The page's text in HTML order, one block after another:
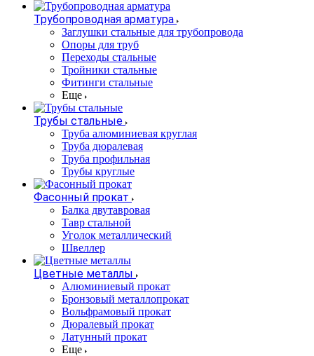
Трубопроводная арматура
Заглушки стальные для трубопровода
Опоры для труб
Переходы стальные
Тройники стальные
Фитинги стальные
Еще
Трубы стальные
Труба алюминиевая круглая
Труба дюралевая
Труба профильная
Трубы круглые
Фасонный прокат
Балка двутавровая
Тавр стальной
Уголок металлический
Швеллер
Цветные металлы
Алюминиевый прокат
Бронзовый металлопрокат
Вольфрамовый прокат
Дюралевый прокат
Латунный прокат
Еще